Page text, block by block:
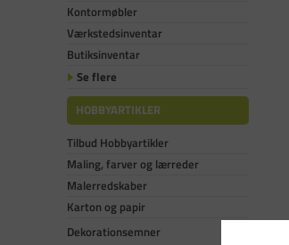
Kontormøbler
Værkstedsinventar
Butiksinventar
Se flere
HOBBYARTIKLER
Tilbud Hobbyartikler
Maling, farver og lærreder
Malerredskaber
Karton og papir
Dekorationsemner